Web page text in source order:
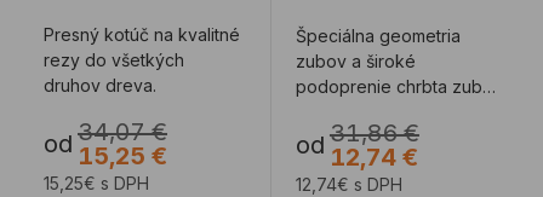
Presný kotúč na kvalitné
rezy do všetkých
druhov dreva.
od 34,07 €
15,25 €
15,25€ s DPH
Špeciálna geometria
zubov a široké
podoprenie chrbta zuba
od 31,86 €
12,74 €
12,74€ s DPH